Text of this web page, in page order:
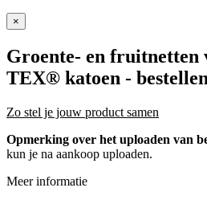
×
Groente- en fruitnetten
TEX® katoen - bestellen
Zo stel je jouw product samen
Opmerking over het uploaden van
kun je na aankoop uploaden.
Meer informatie